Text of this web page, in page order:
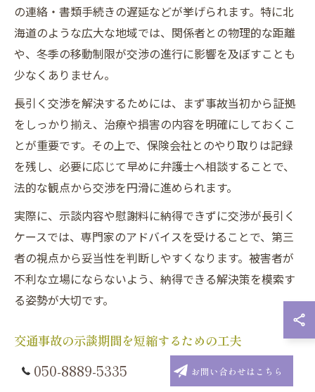
の連絡・書類手続きの遅延などが挙げられます。特に北
海道のような広大な地域では、関係者との物理的な距離
や、冬季の移動制限が交渉の進行に影響を及ぼすことも
少なくありません。
長引く交渉を解決するためには、まず事故当初から証拠
をしっかり揃え、治療や損害の内容を明確にしておくこ
とが重要です。その上で、保険会社とのやり取りは記録
を残し、必要に応じて早めに弁護士へ相談することで、
法的な観点から交渉を円滑に進められます。
実際に、示談内容や慰謝料に納得できずに交渉が長引く
ケースでは、専門家のアドバイスを受けることで、第三
者の視点から妥当性を判断しやすくなります。被害者が
不利な立場にならないよう、納得できる解決策を模索す
る姿勢が大切です。
交通事故の示談期間を短縮するための工夫
交通事故の示談期間を短縮するには、事故直後からの迅
速な対応がカギとなります。現場での写真撮影や警察へ
050-8889-5335 お問い合わせはこちら